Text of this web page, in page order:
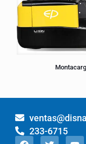
233-6715